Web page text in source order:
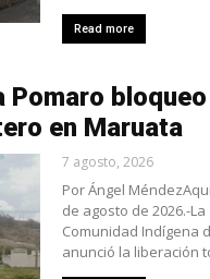
Read more
Pomaro bloqueo
en Maruata
7 agosto, 2026
Por Ángel
de agosto de 2026.-La
Comunidad Indígena
anunció la liberación